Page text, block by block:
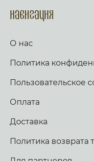
Навигация
О нас
Политика
Пользовательское
Оплата
Доставка
Политика возврата